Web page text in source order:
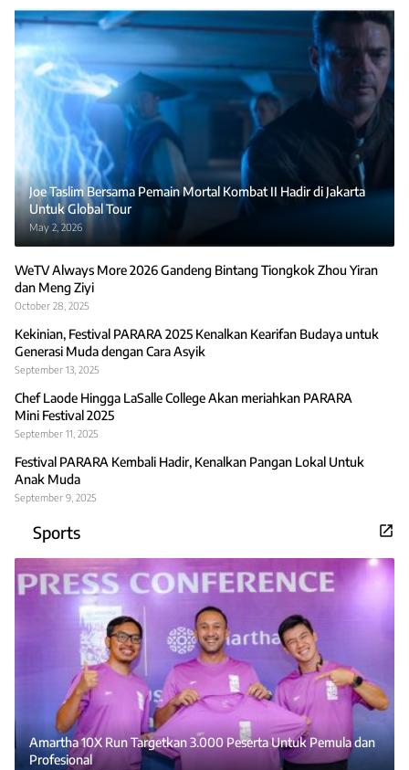
Joe Taslim Bersama Pemain Mortal Kombat II Hadir di Jakarta
Untuk Global Tour
May 2, 2026
WeTV Always More 2026 Gandeng Bintang Tiongkok Zhou Yiran
dan Meng Ziyi
October 28, 2025
Kekinian, Festival PARARA 2025 Kenalkan Kearifan Budaya untuk
Generasi Muda dengan Cara Asyik
September 13, 2025
Chef Laode Hingga LaSalle College Akan meriahkan PARARA
Mini Festival 2025
September 11, 2025
Festival PARARA Kembali Hadir, Kenalkan Pangan Lokal Untuk
Anak Muda
September 9, 2025
Sports
Amartha 10X Run Targetkan 3.000 Peserta Untuk Pemula dan
Profesional